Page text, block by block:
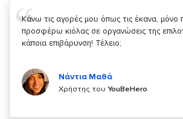
Σας ευχαριστώ που μας δίνετε την
κάτι!
Χρήστης τουYouBeHero